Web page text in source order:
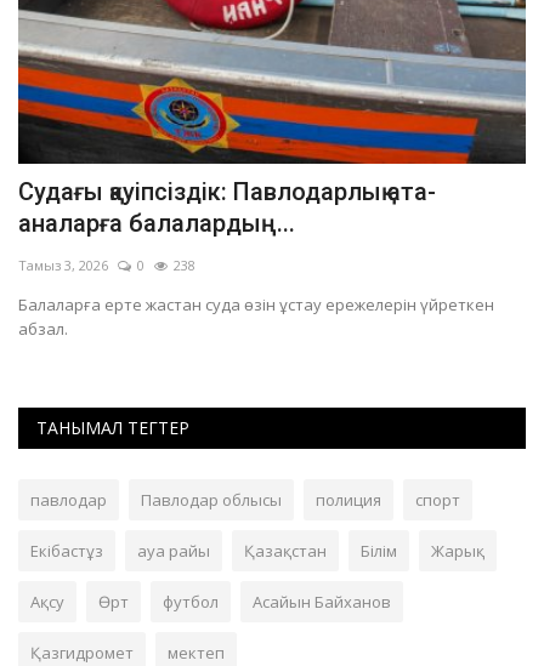
Судағы қауіпсіздік: Павлодарлық ата-
аналарға балалардың...
Тамыз 3, 2026 0 238
Балаларға ерте жастан суда өзін ұстау ережелерін үйреткен
абзал.
ТАНЫМАЛ ТЕГТЕР
павлодар Павлодар облысы полиция спорт
Екібастұз ауа райы Қазақстан Білім Жарық
Ақсу Өрт футбол Асайын Байханов
Қазгидромет мектеп